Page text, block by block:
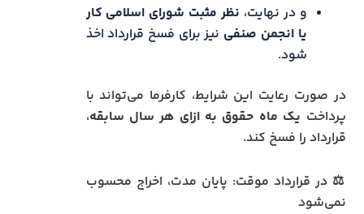
و در نهایت، نظر مثبت شورای اسلامی کار
یا انجمن صنفی نیز برای فسخ قرارداد اخذ
شود.
در صورت رعایت این شرایط، کارفرما می‌تواند با
پرداخت یک ماه حقوق به ازای هر سال سابقه،
قرارداد را فسخ کند.
⚖️ در قرارداد موقت: پایان مدت، اخراج محسوب
نمی‌شود